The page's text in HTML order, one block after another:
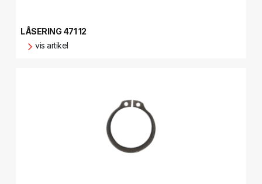
LÅSERING 471 12
vis artikel